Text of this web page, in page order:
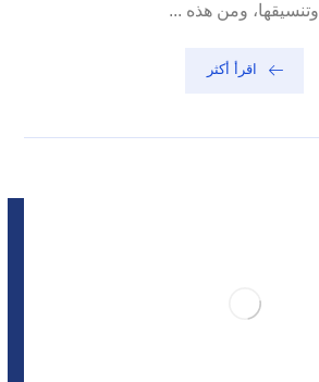
وتنسيقها، ومن هذه ...
اقرأ أكثر